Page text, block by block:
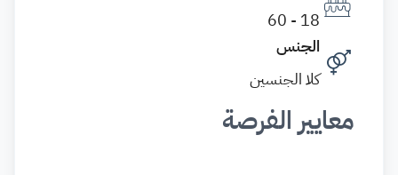
18 - 60
الجنس
كلا الجنسين
معايير الفرصة